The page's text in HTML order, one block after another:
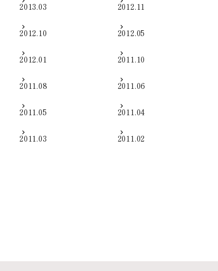
2013.03 2012.11
2012.10 2012.05
2012.01 2011.10
2011.08 2011.06
2011.05 2011.04
2011.03 2011.02